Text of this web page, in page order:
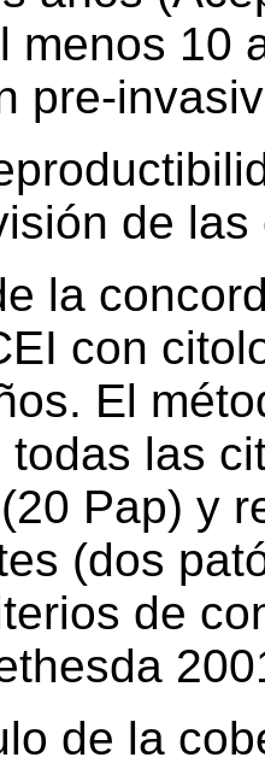
menos 10
pre-
de
la
con
El
las
Pap) y
(dos
de
de la